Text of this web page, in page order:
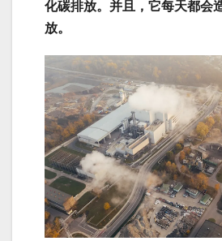
化碳排放。并且，它每天都会
放。